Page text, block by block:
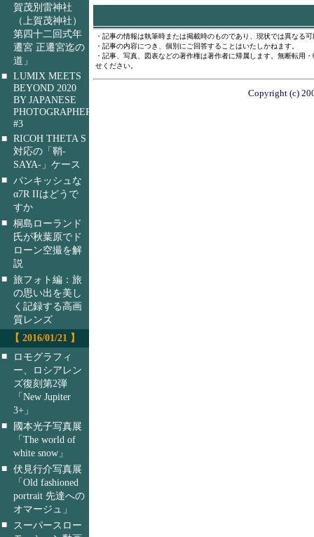
賀茂別雷神社
（上賀茂神社）
第四十二回式年
遷宮 正遷宮迄の
道」
■ LUMIX MEETS
BEYOND 2020
BY JAPANESE
PHOTOGRAPHERS
#3
■ RICOH THETA S
対応の「鞘-
SAYA-」ケース
■ パンキッシュな
α7R IIはどうで
すか
■ 桐島ローランド
氏が秋葉原でド
ローン空撮を解
説
■ 旅フォト編：旅
の思い出を美し
く記録する高画
質レンズ
【 2016/01/21 】
■
ロモグラフィ
ー、ロシアレン
ズ復刻第2弾
「New Jupiter
3+」
■
國本光子写真展
「The world of
white snow」
■ 伏見行介写真展
「Old fashioned
portrait 先達への
オマージュ」
■
スーパースロー
・記事の情報は執筆時または掲載時のものであり、現状では異なる
・記事の内容につき、個別にご回答することはいたしかねます。
・記事、写真、図表などの著作権は著作者に帰属します。無断転用
せください。
Copyright (c)